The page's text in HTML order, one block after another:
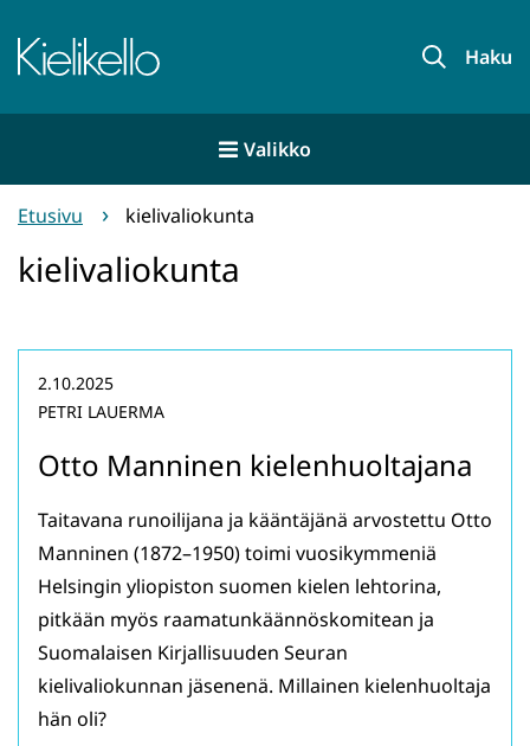
sisältöön
Etusivu Haku
Valikko
Etusivu kielivaliokunta
kielivaliokunta
Otto Manninen kielenhuoltajana
2.10.2025
PETRI LAUERMA
Taitavana runoilijana ja kääntäjänä arvostettu Otto
Manninen (1872–1950) toimi vuosikymmeniä
Helsingin yliopiston suomen kielen lehtorina,
pitkään myös raamatunkäännöskomitean ja
Suomalaisen Kirjallisuuden Seuran
kielivaliokunnan jäsenenä. Millainen kielenhuoltaja
hän oli?